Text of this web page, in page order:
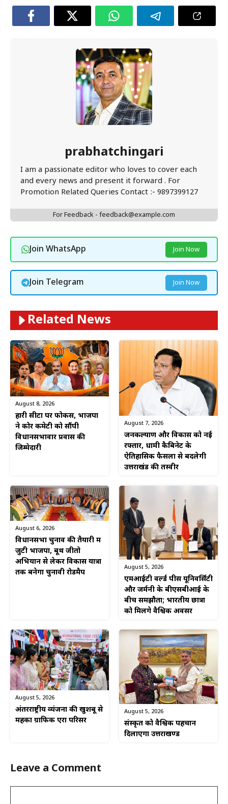
prabhatchingari
I am a passionate editor who loves to cover each
and every news and present it forward . For
Promotion Related Queries Contact :- 9897399127
For Feedback - feedback@example.com
Join WhatsApp Join Now
Join Telegram Join Now
Related News
August 8, 2026
हारी सीटों पर फोकस, भाजपा
ने कोर कमेटी को सौंपी
विधानसभावार प्रवास की
जिम्मेदारी
August 7, 2026
जनकल्याण और विकास को नई
रफ्तार, धामी कैबिनेट के
ऐतिहासिक फैसलों से बदलेगी
उत्तराखंड की तस्वीर
August 6, 2026
विधानसभा चुनाव की तैयारी में
जुटी भाजपा, बूथ जीतो
अभियान से लेकर विकास यात्रा
तक बनेगा चुनावी रोडमैप
August 5, 2026
एमआईटी वर्ल्ड पीस यूनिवर्सिटी
और जर्मनी के बीएसबीआई के
बीच समझौता; भारतीय छात्रों
को मिलेंगे वैश्विक अवसर
August 5, 2026
अंतरराष्ट्रीय व्यंजनों की खुशबू से
महका ग्राफिक एरा परिसर
August 5, 2026
संस्कृत को वैश्विक पहचान
दिलाएगा उत्तराखण्ड
Leave a Comment